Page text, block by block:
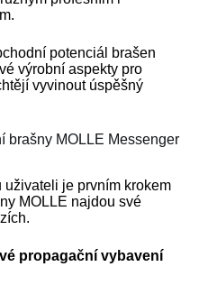
potenciál brašen
výrobní aspekty pro
vyvinout úspěšný
brašny MOLLE Messenger
uživateli je prvním krokem
MOLLE najdou své
propagační vybavení